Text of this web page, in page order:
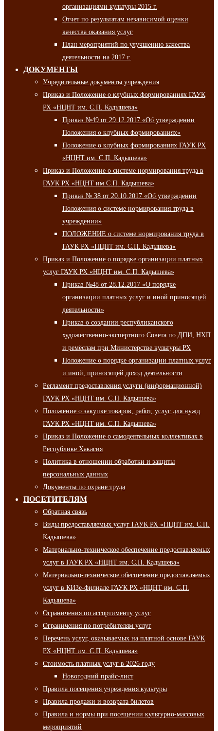
организациями культуры 2015 г.
Отчет по результатам независимой оценки
качества оказания услуг
План мероприятий по улучшению качества
деятельности на 2017 г.
ДОКУМЕНТЫ
Учредительные документы учреждения
Приказ и Положение о клубных формированиях ГАУК
РХ «НЦНТ им. С.П. Кадышева»
Приказ №49 от 29.12.2017 «Об утверждении
Положения о клубных формированиях»
Положение о клубных формированиях ГАУК РХ
«НЦНТ им. С.П. Кадышева»
Приказ и Положение о системе нормирования труда в
ГАУК РХ «НЦНТ им.С.П. Кадышева»
Приказ № 38 от 20.10.2017 «Об утверждении
Положения о системе нормирования труда в
учреждении»
ПОЛОЖЕНИЕ о системе нормирования труда в
ГАУК РХ «НЦНТ им. С.П. Кадышева»
Приказ и Положение о порядке организации платных
услуг ГАУК РХ «НЦНТ им. С.П. Кадышева»
Приказ №48 от 28.12.2017 «О порядке
организации платных услуг и иной приносящей
деятельности»
Приказ о создании республиканского
художественно-экспертного Совета по ДПИ, НХП
и ремёслам при Министерстве культуры РХ
Положение о порядке организации платных услуг
и иной, приносящей доход деятельности
Регламент предоставления услуги (информационной)
ГАУК РХ «НЦНТ им. С.П. Кадышева»
Положение о закупке товаров, работ, услуг для нужд
ГАУК РХ «НЦНТ им. С.П. Кадышева»
Приказ и Положение о самодеятельных коллективах в
Республике Хакасия
Политика в отношении обработки и защиты
персональных данных
Документы по охране труда
ПОСЕТИТЕЛЯМ
Обратная связь
Виды предоставляемых услуг ГАУК РХ «НЦНТ им. С.П.
Кадышева»
Материально-техническое обеспечение предоставляемых
услуг в ГАУК РХ «НЦНТ им. С.П. Кадышева»
Материально-техническое обеспечение предоставляемых
услуг в КИЗе-филиале ГАУК РХ «НЦНТ им. С.П.
Кадышева»
Ограничения по ассортименту услуг
Ограничения по потребителям услуг
Перечень услуг, оказываемых на платной основе ГАУК
РХ «НЦНТ им. С.П. Кадышева»
Стоимость платных услуг в 2026 году
Новогодний прайс-лист
Правила посещения учреждения культуры
Правила продажи и возврата билетов
Правила и нормы при посещении культурно-массовых
мероприятий